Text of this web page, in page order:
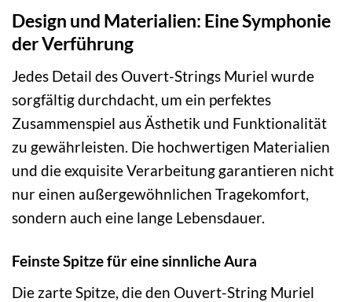
Design und Materialien: Eine Symphonie
der Verführung
Jedes Detail des Ouvert-Strings Muriel wurde
sorgfältig durchdacht, um ein perfektes
Zusammenspiel aus Ästhetik und Funktionalität
zu gewährleisten. Die hochwertigen Materialien
und die exquisite Verarbeitung garantieren nicht
nur einen außergewöhnlichen Tragekomfort,
sondern auch eine lange Lebensdauer.
Feinste Spitze für eine sinnliche Aura
Die zarte Spitze, die den Ouvert-String Muriel